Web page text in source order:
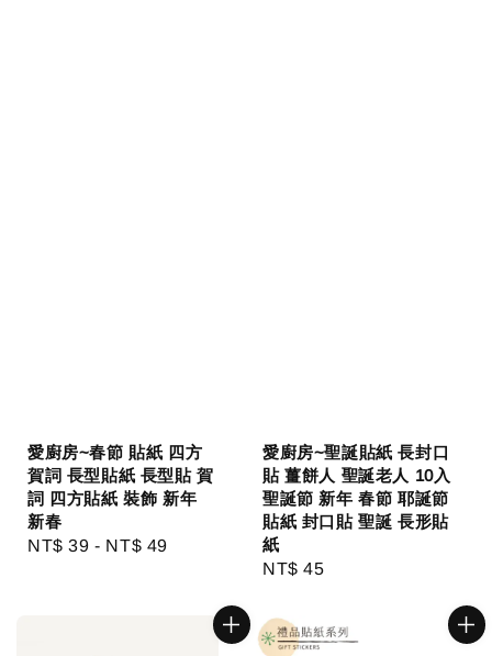
愛廚房~春節 貼紙 四方
賀詞 長型貼紙 長型貼 賀
詞 四方貼紙 裝飾 新年
新春
Regular
NT$ 39 - NT$ 49
愛廚房~聖誕貼紙 長封口
貼 薑餅人 聖誕老人 10入
聖誕節 新年 春節 耶誕節
貼紙 封口貼 聖誕 長形貼
紙
Regular
NT$ 45